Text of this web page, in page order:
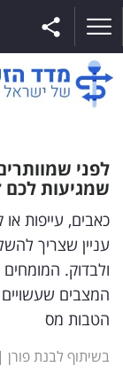
ראשי
השוק
תקשורת
ומדיה
כסף
שמגיעות לכם
כאבים, עייפות
עניין שצריך
ולבדוק. המומחים
המצבים שעשויים
הטבות מס
בשיתוף לבנת פורן |